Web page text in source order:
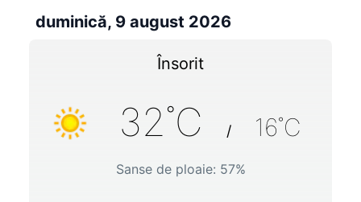
duminică, 9 august 2026
Însorit
32˚C / 16˚C
Sanse de ploaie: 57%